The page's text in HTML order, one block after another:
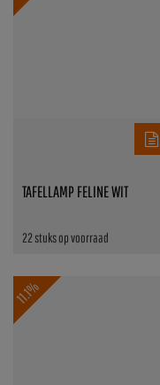
22 stuks op voorraad
TAFELLAMP FELINE WIT
11.1%